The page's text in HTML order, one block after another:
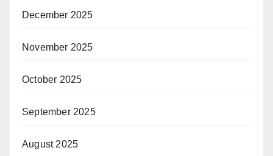
December 2025
November 2025
October 2025
September 2025
August 2025